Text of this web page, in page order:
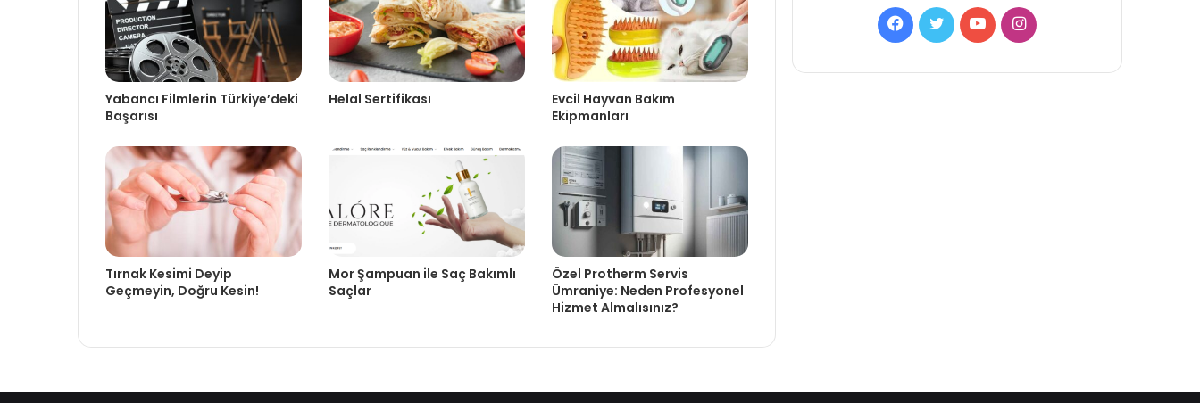
Yabancı Filmlerin Türkiye’deki
Başarısı
Helal Sertifikası
Evcil Hayvan Bakım
Ekipmanları
Tırnak Kesimi Deyip
Geçmeyin, Doğru Kesin!
Mor Şampuan ile Saç Bakımlı
Saçlar
Özel Protherm Servis
Ümraniye: Neden Profesyonel
Hizmet Almalısınız?
Facebook
TwitterYouTubeInstagram